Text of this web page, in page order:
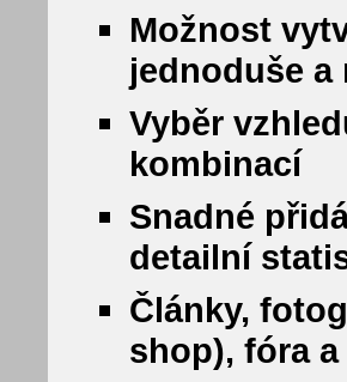
Možnost
jednoduše a
Vyběr
kombinací
Snadné
detailní
Články,
shop), fóra